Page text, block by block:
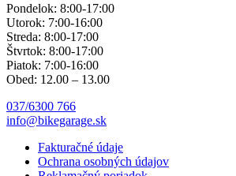
Pondelok: 8:00-17:00
Utorok: 7:00-16:00
Streda: 8:00-17:00
Štvrtok: 8:00-17:00
Piatok: 7:00-16:00
Obed: 12.00 – 13.00
037/6300 766
info@bikegarage.sk
Fakturačné údaje
Ochrana osobných údajov